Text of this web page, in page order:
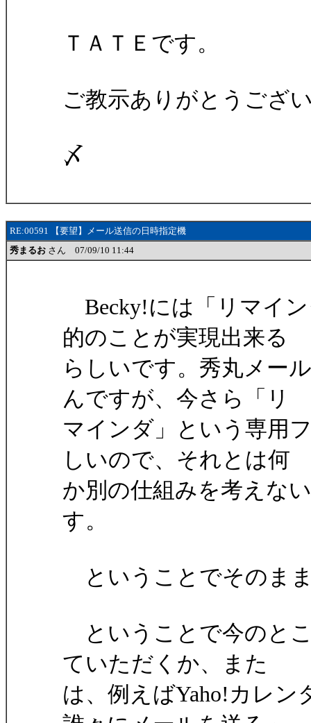
ＴＡＴＥです。
ご教示ありがとうござ
〆
RE:00591 【要望】メール送信の日時指定機
秀まるお さん 07/09/10 11:44
Becky!には「リマイ
的のことが実現出来る
らしいです。秀丸メー
んですが、今さら「リ
マインダ」という専用
しいので、それとは何
か別の仕組みを考えな
す。
ということでそのま
ということで今のと
ていただくか、また
は、例えばYaho!カレ